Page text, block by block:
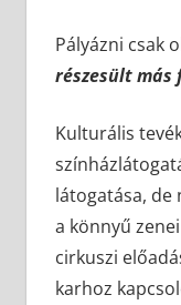
Pályázni csak
részesült
Kulturális
látogatása,
a könnyű
cirkuszi
karhoz